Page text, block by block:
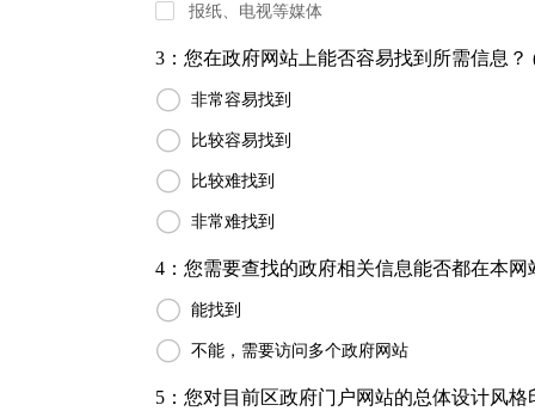
报纸、电视等媒体
3：您在政府网站上能否容易找到所需信息？
 非常容易找到
 比较容易找到
 比较难找到
 非常难找到
4：您需要查找的政府相关信息能否都在本网
 能找到
 不能，需要访问多个政府网站
5：您对目前区政府门户网站的总体设计风格